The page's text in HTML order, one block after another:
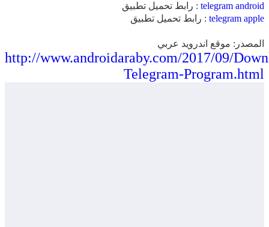
رابط تحميل تطبيق : telegram android
رابط تحميل تطبيق : telegram apple
المصدر: موقع اندرويد عربي
http://www.androidaraby.com/2017/09/
Telegram-Program.html